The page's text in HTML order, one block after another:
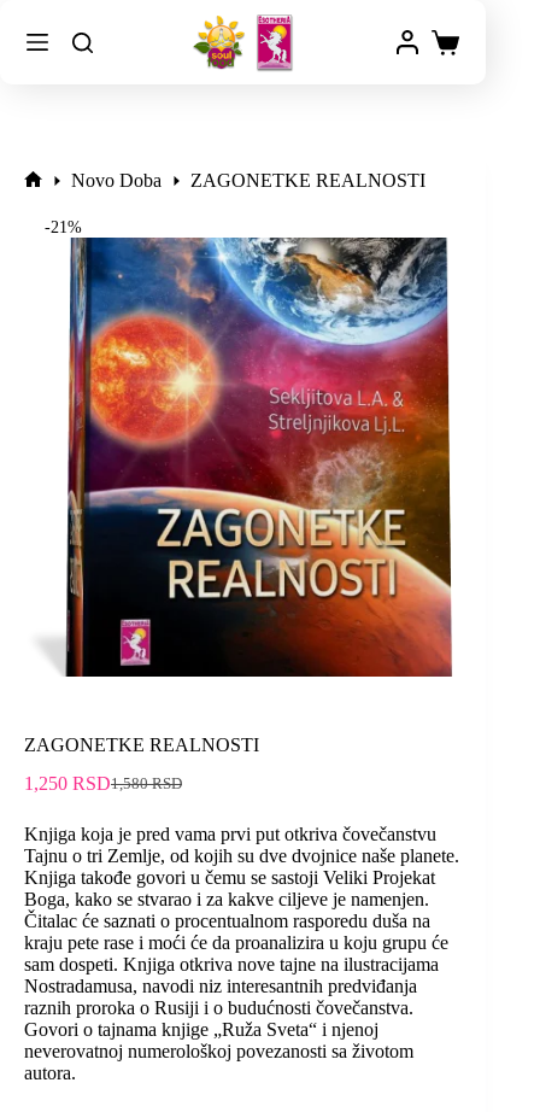
Novo Doba ZAGONETKE REALNOSTI
-21%
ZAGONETKE REALNOSTI
1,580RSD
1,250 RSD
Knjiga koja je pred vama prvi put otkriva čovečanstvu
Tajnu o tri Zemlje, od kojih su dve dvojnice naše planete.
Knjiga takođe govori u čemu se sastoji Veliki Projekat
Boga, kako se stvarao i za kakve ciljeve je namenjen.
Čitalac će saznati o procentualnom rasporedu duša na
kraju pete rase i moći će da proanalizira u koju grupu će
sam dospeti. Knjiga otkriva nove tajne na ilustracijama
Nostradamusa, navodi niz interesantnih predviđanja
raznih proroka o Rusiji i o budućnosti čovečanstva.
Govori o tajnama knjige „Ruža Sveta“ i njenoj
neverovatnoj numerološkoj povezanosti sa životom
autora.